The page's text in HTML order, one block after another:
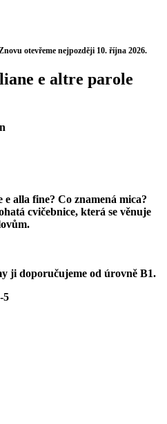
otevřeme nejpozději 10. října 2026.
e altre parole
alla fine? Co znamená mica?
cvičebnice, která se věnuje
ji doporučujeme od úrovně B1.
5